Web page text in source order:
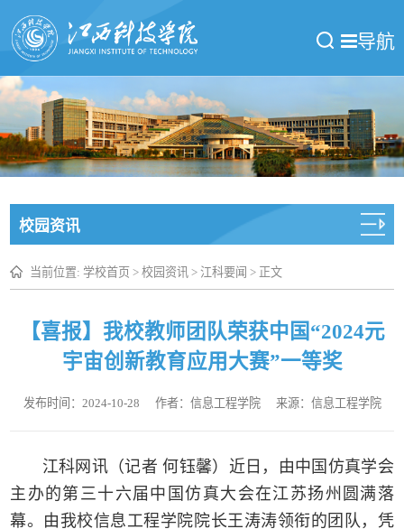
导航
校园资讯
当前位置:学校首页 >校园资讯 > 江科要闻 > 正文
【喜报】我校教师团队荣获中国“2024元
宇宙创新教育应用大赛”一等奖
发布时间：2024-10-28 作者：信息工程学院 来源：信息工程学院
江科网讯（记者 何钰馨）近日，由中国仿真学会
主办的第三十六届中国仿真大会在江苏扬州圆满落
幕。由我校信息工程学院院长王涛涛领衔的团队，凭